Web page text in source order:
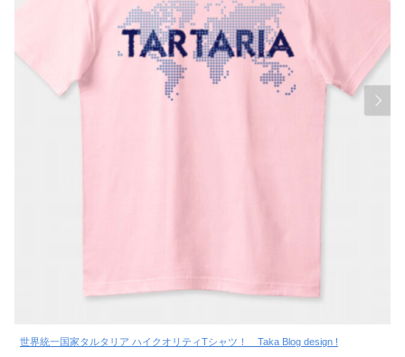
世界統一国家タルタリア ハイクオリティTシャツ！ Taka Blog design !